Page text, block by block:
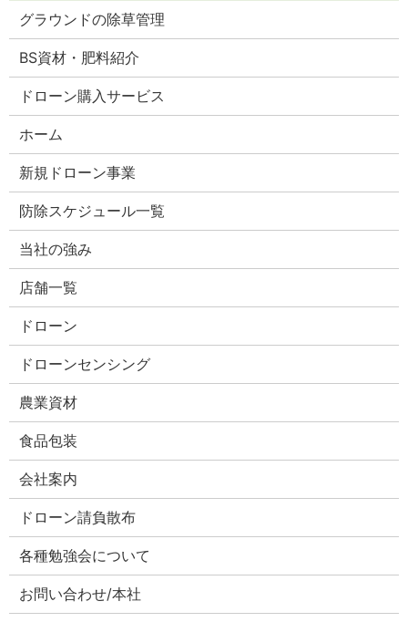
グラウンドの除草管理
BS資材・肥料紹介
ドローン購入サービス
ホーム
新規ドローン事業
防除スケジュール一覧
当社の強み
店舗一覧
ドローン
ドローンセンシング
農業資材
食品包装
会社案内
ドローン請負散布
各種勉強会について
お問い合わせ/本社